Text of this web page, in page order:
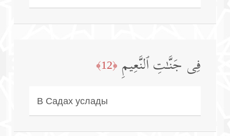
فِی جَنَّـٰتِ ٱلنَّعِیمِ ﴿12﴾
В Садах услады